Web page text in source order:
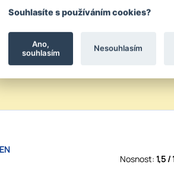
Nosnost: 1,5 /
Souhlasíte s používáním cookies?
Ano,
souhlasím
Nesouhlasím